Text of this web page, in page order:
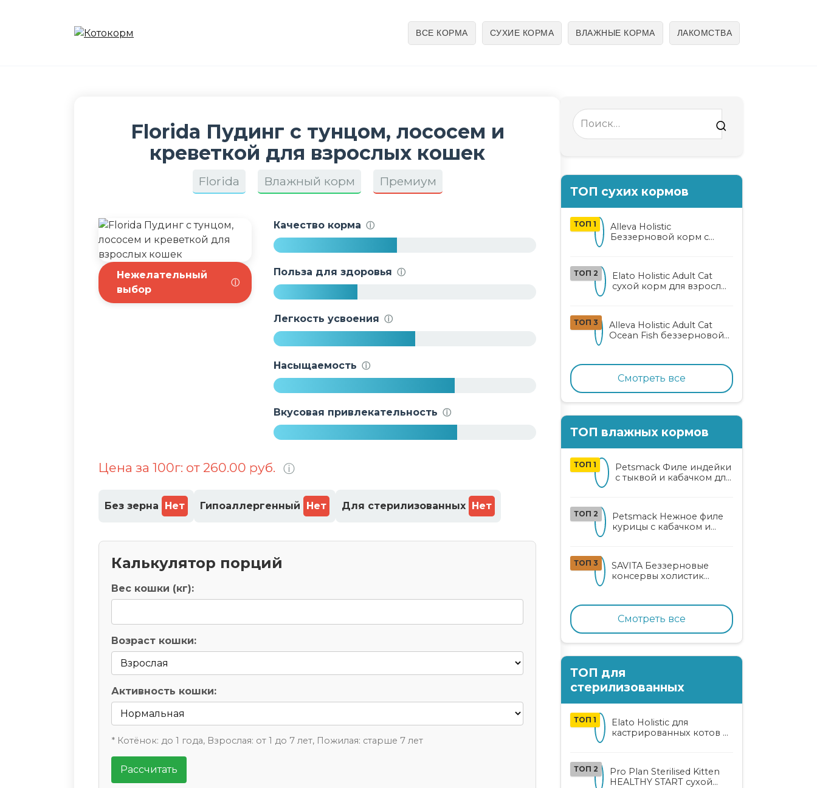
ВСЕ КОРМА СУХИЕ КОРМА ВЛАЖНЫЕ КОРМА ЛАКОМСТВА
Florida Пудинг с тунцом, лососем и
креветкой для взрослых кошек
Florida Влажный корм Премиум
Нежелательный
выбор
ⓘ
Качество корма ⓘ
Польза для здоровья ⓘ
Легкость усвоения ⓘ
Насыщаемость ⓘ
Вкусовая привлекательность ⓘ
Цена за 100г: от 260.00 руб. ⓘ
Без зерна Нет Гипоаллергенный Нет Для стерилизованных Нет
Калькулятор порций
Вес кошки (кг):
Возраст кошки:
Активность кошки:
* Котёнок: до 1 года, Взрослая: от 1 до 7 лет, Пожилая: старше 7 лет
Рассчитать
Search
for:
ТОП сухих кормов
ТОП 1
Alleva Holistic
Беззерновой корм с
ТОП 2
Elato Holistic Adult Cat
сухой корм для взрослых
ТОП 3
Alleva Holistic Adult Cat
Ocean Fish беззерновой
рыбой, коноплей и алоэ
вера
Смотреть все
ТОП влажных кормов
ТОП 1
Petsmack Филе индейки
с тыквой и кабачком для
ТОП 2
Petsmack Нежное филе
курицы с кабачком и
ТОП 3
SAVITA Беззерновые
консервы холистик
Смотреть все
ТОП для
стерилизованных
ТОП 1
Elato Holistic для
кастрированных котов и
ТОП 2
Pro Plan Sterilised Kitten
HEALTHY START сухой